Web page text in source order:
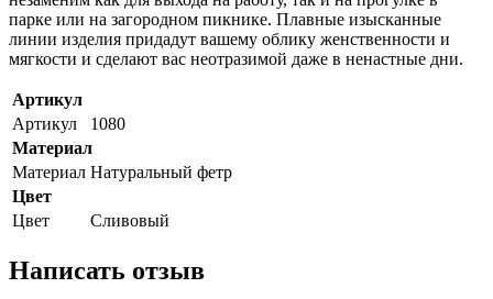
парке или на загородном пикнике. Плавные изысканные
линии изделия придадут вашему облику женственности и
мягкости и сделают вас неотразимой даже в ненастные дни.
Артикул
Артикул
1080
Материал
Материал Натуральный фетр
Цвет
Цвет
Сливовый
Написать отзыв